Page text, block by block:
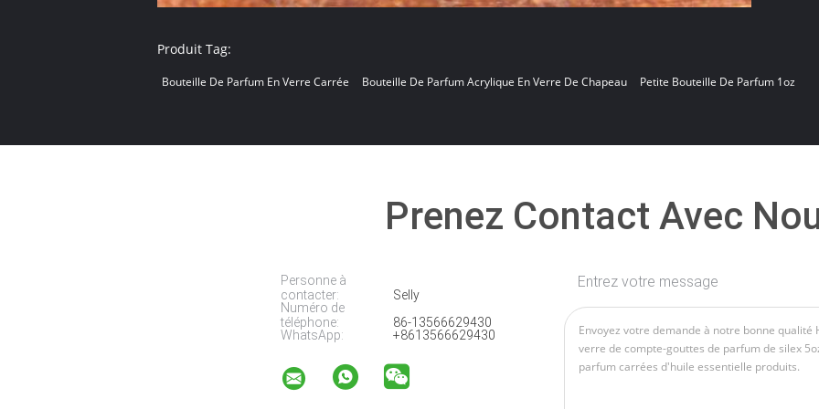
Produit Tag:
Bouteille De Parfum En Verre Carrée Bouteille De Parfum Acrylique En Verre De Chapeau Petite Bouteille De Parfum 1oz
Prenez Contact Avec
Personne à
contacter:
Selly
Numéro de
téléphone:
86-13566629430
WhatsApp:
+8613566629430
Entrez votre message